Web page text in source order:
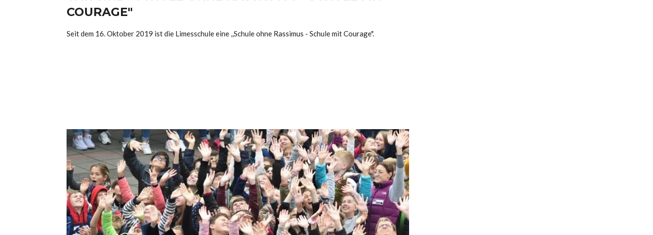
COURAGE"
Seit dem 16. Oktober 2019 ist die Limesschule eine ,,Schule ohne Rassimus - Schule mit Courage".